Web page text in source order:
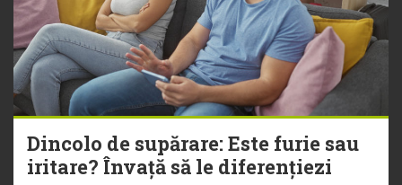
Dincolo de supărare: Este furie sau
iritare? Învață să le diferențiezi